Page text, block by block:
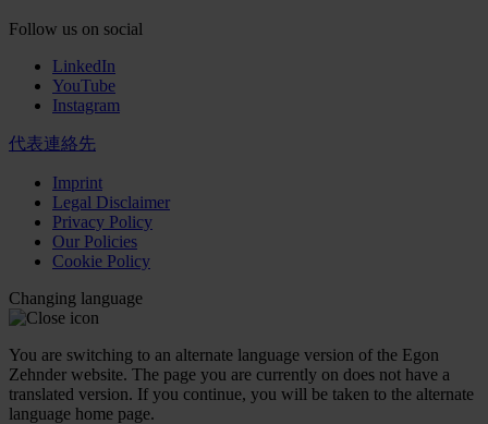
Follow us on social
LinkedIn
YouTube
Instagram
代表連絡先
Imprint
Legal Disclaimer
Privacy Policy
Our Policies
Cookie Policy
Changing language
You are switching to an alternate language version of the Egon
Zehnder website. The page you are currently on does not have a
translated version. If you continue, you will be taken to the alternate
language home page.